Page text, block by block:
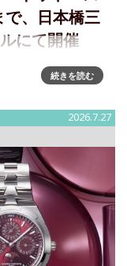
で、日本橋三
にて開催
る体験型エキシビ
ト・スイス）」が、
イス時計協会FHが
続きを読む
2026.7.27